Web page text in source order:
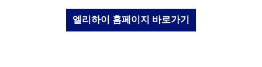
엘리하이 홈페이지 바로가기